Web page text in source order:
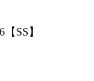
SS】